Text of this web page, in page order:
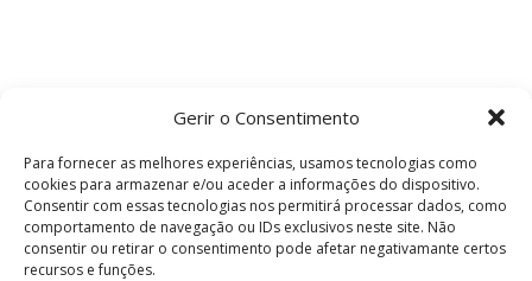
Gerir o Consentimento
Para fornecer as melhores experiências, usamos tecnologias como
cookies para armazenar e/ou aceder a informações do dispositivo.
Consentir com essas tecnologias nos permitirá processar dados, como
comportamento de navegação ou IDs exclusivos neste site. Não
consentir ou retirar o consentimento pode afetar negativamante certos
recursos e funções.